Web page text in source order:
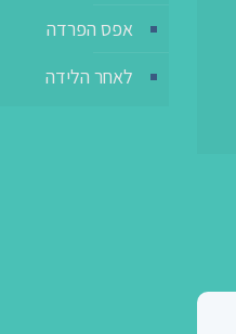
אפס הפרדה
לאחר הלידה